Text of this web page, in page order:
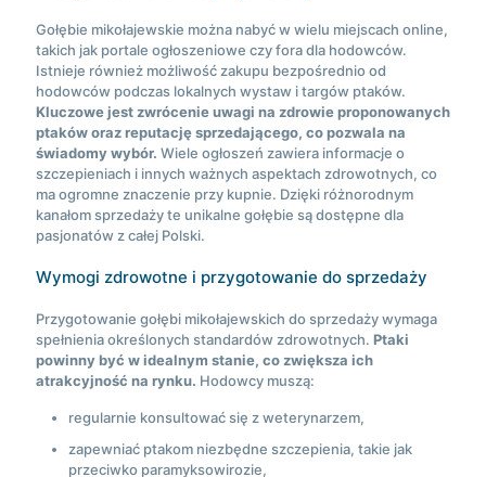
Gołębie mikołajewskie można nabyć w wielu miejscach online,
takich jak portale ogłoszeniowe czy fora dla hodowców.
Istnieje również możliwość zakupu bezpośrednio od
hodowców podczas lokalnych wystaw i targów ptaków.
Kluczowe jest zwrócenie uwagi na zdrowie proponowanych
ptaków oraz reputację sprzedającego, co pozwala na
świadomy wybór. Wiele ogłoszeń zawiera informacje o
szczepieniach i innych ważnych aspektach zdrowotnych, co
ma ogromne znaczenie przy kupnie. Dzięki różnorodnym
kanałom sprzedaży te unikalne gołębie są dostępne dla
pasjonatów z całej Polski.
Wymogi zdrowotne i przygotowanie do sprzedaży
Przygotowanie gołębi mikołajewskich do sprzedaży wymaga
spełnienia określonych standardów zdrowotnych. Ptaki
powinny być w idealnym stanie, co zwiększa ich
atrakcyjność na rynku. Hodowcy muszą:
regularnie konsultować się z weterynarzem,
zapewniać ptakom niezbędne szczepienia, takie jak
przeciwko paramyksowirozie,